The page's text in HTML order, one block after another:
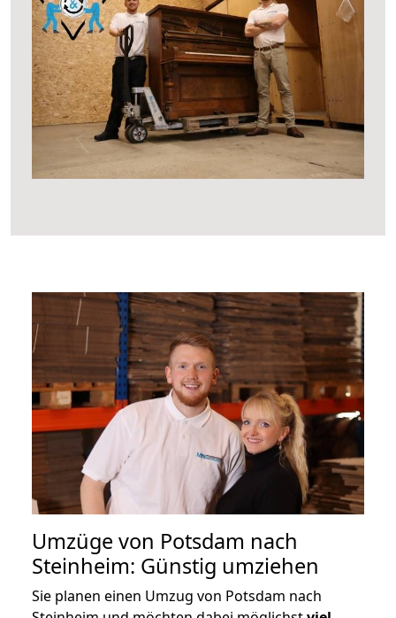
Umzüge von Potsdam nach
Steinheim: Günstig umziehen
Sie planen einen Umzug von Potsdam nach